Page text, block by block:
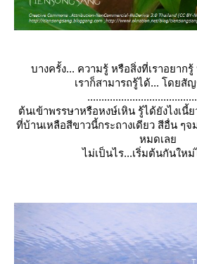
บางครั้ง... ความรู้ หรือสิ่งที่เราอยาก
เราก็สามารถรู้ได้... โดย
..........................
ต้นเข้าพรรษาหรือหงษ์เหิน รู้ได้ยังไงเนี้ย
ที่บ้านเหลือสีขาวนี้กระถางเดียว สีอื่น ๆ
หมดเล
ไม่เป็นไร...เริ่มต้นกันใหม่